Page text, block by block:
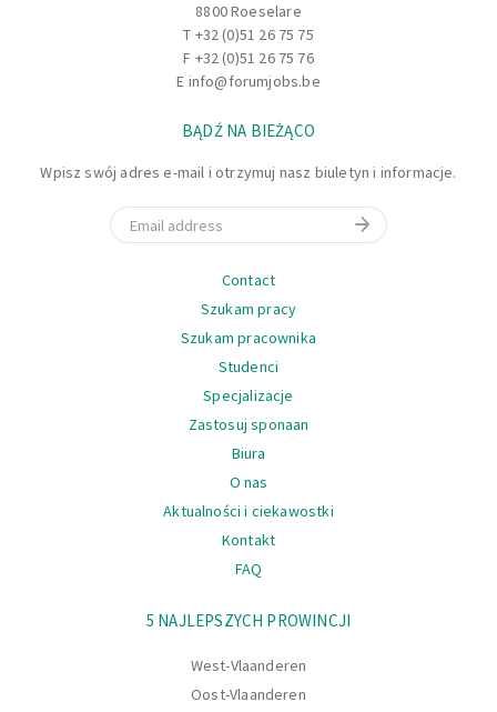
8800 Roeselare
T +32 (0)51 26 75 75
F +32 (0)51 26 75 76
E info@forumjobs.be
BĄDŹ NA BIEŻĄCO
Wpisz swój adres e-mail i otrzymuj nasz biuletyn i informacje.
Email
Contact
Szukam pracy
Szukam pracownika
Studenci
Specjalizacje
Zastosuj sponaan
Biura
O nas
Aktualności i ciekawostki
Kontakt
FAQ
5 NAJLEPSZYCH PROWINCJI
West-Vlaanderen
Oost-Vlaanderen